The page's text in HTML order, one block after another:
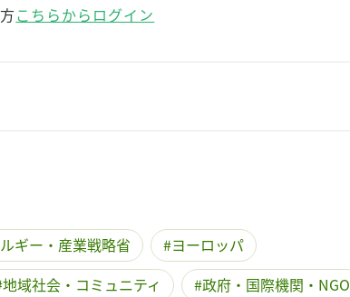
こちらからログイン
ギー・産業戦略省
ヨーロッパ
地域社会・コミュニティ
政府・国際機関・NGO